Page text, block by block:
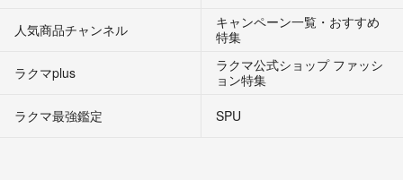
人気商品チャンネル
キャンペーン一覧・おすすめ
特集
ラクマplus
ラクマ公式ショップ ファッシ
ョン特集
ラクマ最強鑑定
SPU